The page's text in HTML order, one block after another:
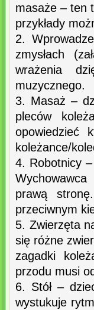
masaże – ten
przykłady
2.
zmysłach
wrażenia
muzycznego.
3. Masaż –
pleców
opowiedzieć
koleżance/
4. Robotnicy
prawą
przeciwnym
5. Zwierzęta
się różne
zagadki
przodu musi
6. Stół –
wystukuje